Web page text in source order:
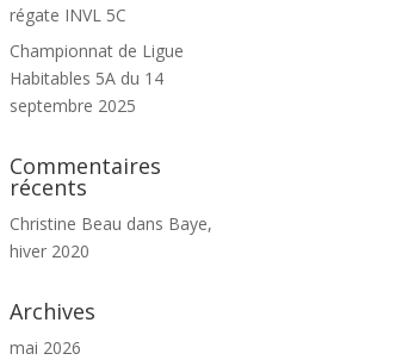
régate INVL 5C
Championnat de Ligue
Habitables 5A du 14
septembre 2025
Commentaires
récents
Christine Beau dans Baye,
hiver 2020
Archives
mai 2026